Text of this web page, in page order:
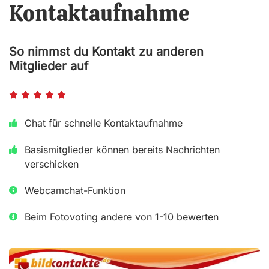
Kontaktaufnahme
So nimmst du Kontakt zu anderen
Mitglieder auf
    
e
r
t
i
Chat für schnelle Kontaktaufnahme
Basismitglieder können bereits Nachrichten
verschicken
Webcamchat-Funktion
Beim Fotovoting andere von 1-10 bewerten